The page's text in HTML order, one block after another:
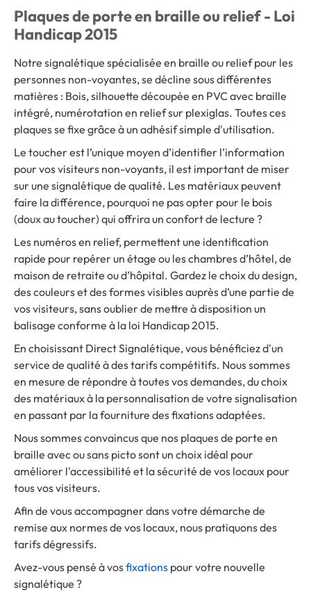
Plaques de porte en braille ou relief - Loi
Handicap 2015
Notre signalétique spécialisée en braille ou relief pour les
personnes non-voyantes, se décline sous différentes
matières : Bois, silhouette découpée en PVC avec braille
intégré, numérotation en relief sur plexiglas. Toutes ces
plaques se fixe grâce à un adhésif simple d'utilisation.
Le toucher est l’unique moyen d’identifier l’information
pour vos visiteurs non-voyants, il est important de miser
sur une signalétique de qualité. Les matériaux peuvent
faire la différence, pourquoi ne pas opter pour le bois
(doux au toucher) qui offrira un confort de lecture ?
Les numéros en relief, permettent une identification
rapide pour repérer un étage ou les chambres d’hôtel, de
maison de retraite ou d’hôpital. Gardez le choix du design,
des couleurs et des formes visibles auprès d’une partie de
vos visiteurs, sans oublier de mettre à disposition un
balisage conforme à la loi Handicap 2015.
En choisissant Direct Signalétique, vous bénéficiez d'un
service de qualité à des tarifs compétitifs. Nous sommes
en mesure de répondre à toutes vos demandes, du choix
des matériaux à la personnalisation de votre signalisation
en passant par la fourniture des fixations adaptées.
Nous sommes convaincus que nos plaques de porte en
braille avec ou sans picto sont un choix idéal pour
améliorer l'accessibilité et la sécurité de vos locaux pour
tous vos visiteurs.
Afin de vous accompagner dans votre démarche de
remise aux normes de vos locaux, nous pratiquons des
tarifs dégressifs.
Avez-vous pensé à vosfixations pour votre nouvelle
signalétique ?